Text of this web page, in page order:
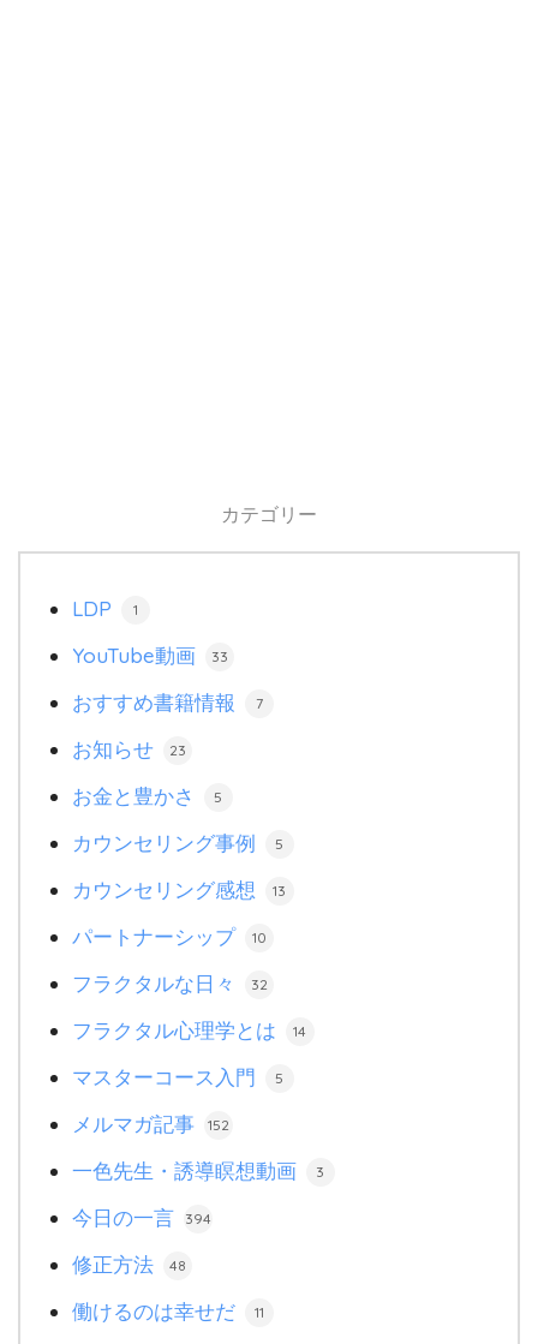
カテゴリー
LDP 1
YouTube動画 33
おすすめ書籍情報 7
お知らせ 23
お金と豊かさ 5
カウンセリング事例 5
カウンセリング感想 13
パートナーシップ 10
フラクタルな日々 32
フラクタル心理学とは 14
マスターコース入門 5
メルマガ記事 152
一色先生・誘導瞑想動画 3
今日の一言 394
修正方法 48
働けるのは幸せだ 11